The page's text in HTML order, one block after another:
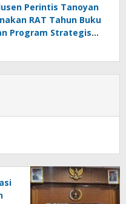
Perintis Tanoyan
RAT Tahun Buku
Program Strategis